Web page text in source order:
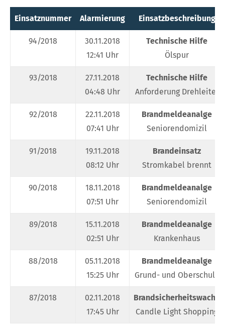
Einsatznummer Alarmierung Einsatzbeschreibung
94/2018
30.11.2018
12:41 Uhr
Technische Hilfe
Ölspur
93/2018
27.11.2018
04:48 Uhr
Technische Hilfe
Anforderung Drehleiter
92/2018
22.11.2018
07:41 Uhr
Brandmeldeanalge
Seniorendomizil
91/2018
19.11.2018
08:12 Uhr
Brandeinsatz
Stromkabel brennt
90/2018
18.11.2018
07:51 Uhr
Brandmeldeanalge
Seniorendomizil
89/2018
15.11.2018
02:51 Uhr
Brandmeldeanalge
Krankenhaus
88/2018
05.11.2018
15:25 Uhr
Brandmeldeanalge
Grund- und Oberschule
87/2018
02.11.2018
17:45 Uhr
Brandsicherheitswache
Candle Light Shopping